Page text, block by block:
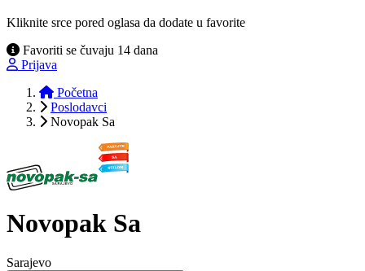
Kliknite srce pored oglasa da dodate u favorite
Favoriti se čuvaju 14 dana
Prijava
Početna
Poslodavci
Novopak Sa
Novopak Sa
Sarajevo